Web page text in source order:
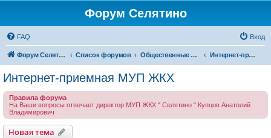
Форум Селятино
FAQ Вход
Форум Селятино Список форумов Общественные интернет-приемные Интернет-приемная МУП ЖКХ
Интернет-приемная МУП ЖКХ
Правила форума
На Ваши вопросы отвечает директор МУП ЖКХ " Селятино " Купцов Анатолий
Владимирович
Новая тема